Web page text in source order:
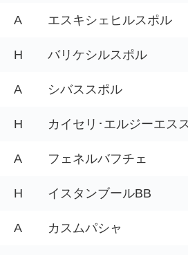
A エスキシェヒルスポル
H バリケシルスポル
A シバススポル
H カイセリ･エルジーエス
A フェネルバフチェ
H イスタンブールBB
A カスムパシャ